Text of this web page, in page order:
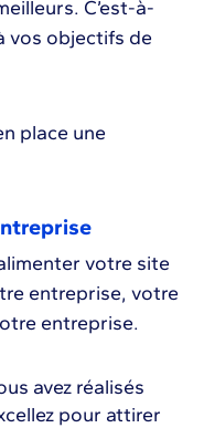
C’est-à-
vos objectifs de
place une
votre site
entreprise, votre
entreprise.
avez réalisés
pour attirer